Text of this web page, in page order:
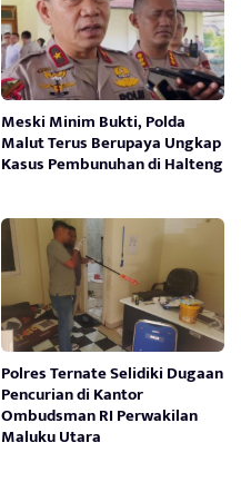
Meski Minim Bukti, Polda
Malut Terus Berupaya Ungkap
Kasus Pembunuhan di Halteng
Polres Ternate Selidiki Dugaan
Pencurian di Kantor
Ombudsman RI Perwakilan
Maluku Utara